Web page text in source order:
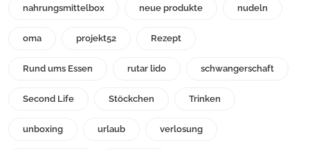
nahrungsmittelbox neue produkte nudeln
oma projekt52 Rezept
Rund ums Essen rutar lido schwangerschaft
Second Life Stöckchen Trinken
unboxing urlaub verlosung